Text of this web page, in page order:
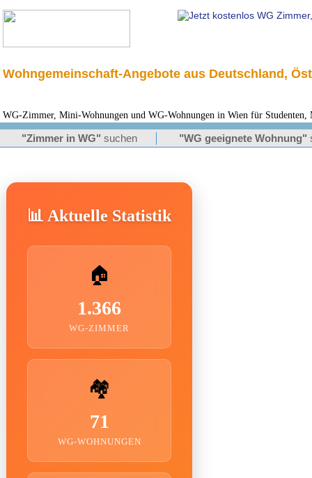
Wohngemeinschaft-Angebote aus Deutschland,
WG-Zimmer, Mini-Wohnungen und WG-Wohnungen in Wien für Studenten,
"Zimmer in WG" suchen "WG geeignete Wohnung"
📊 Aktuelle Statistik
🏠
1.366
WG-ZIMMER
🏘️
71
WG-WOHNUNGEN